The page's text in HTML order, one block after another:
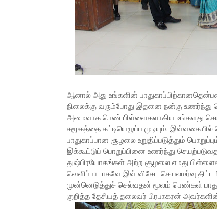
ஆனால் அது உங்களின்
நிலைக்கு வரும்போது இதனை நன்கு உணர்ந்து
அமைவாக பெண் பிள்ளைகளாகிய உங்களது
சமூகத்தை கட்டியெழுப்ப முடியும்.
பாதுகாப்பான சூழலை உறுதிப்படுத்தும்
இக்கூட்டுப் பொறுப்பினை உணர்ந்து
துஷ்பிரயோகங்கள் அற்ற சூழலை எமது
வெளிப்பாடாகவே இவ் விசேட செயலமர்வு
முன்னெடுத்துச் செல்வதன் மூலம் பெண்கள்
குறித்த தேசியத் தலைவர் பிரபாகரன்